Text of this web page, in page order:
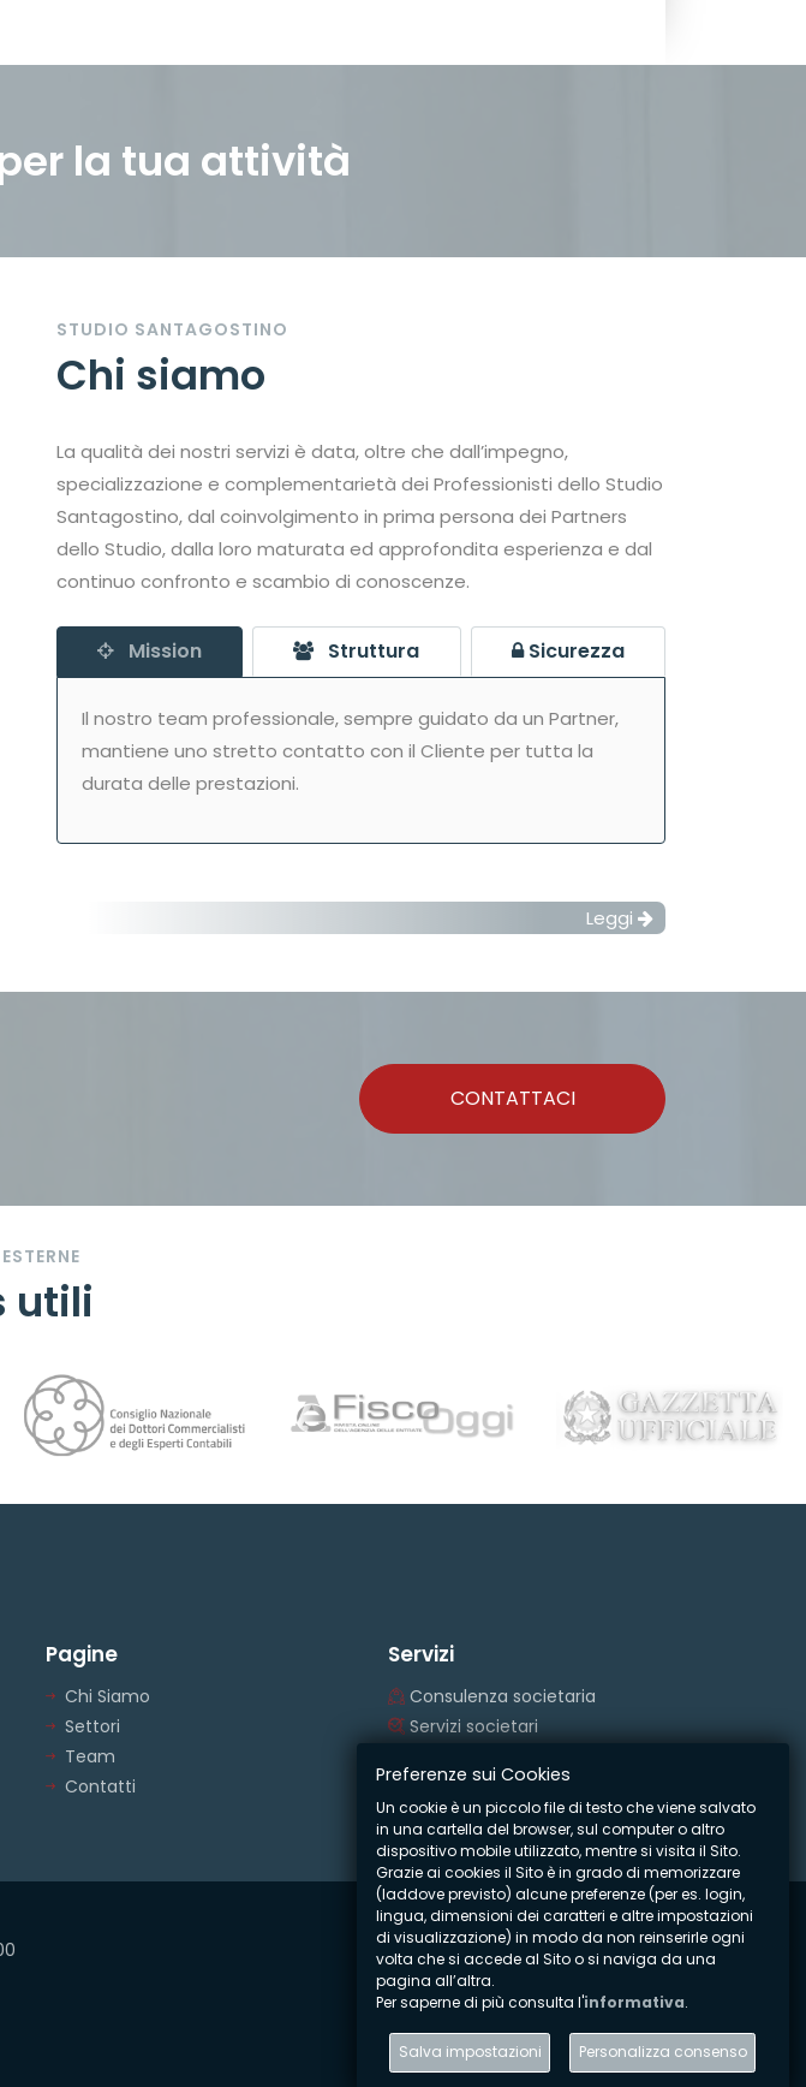
la tua attività
STUDIO SANTAGOSTINO
Chi siamo
La qualità dei nostri servizi è data, oltre che dall’impegno,
specializzazione e complementarietà dei Professionisti dello Studio
Santagostino, dal coinvolgimento in prima persona dei Partners
dello Studio, dalla loro maturata ed approfondita esperienza e dal
continuo confronto e scambio di conoscenze.
Mission Struttura Sicurezza
Il nostro team professionale, sempre guidato da un Partner,
mantiene uno stretto contatto con il Cliente per tutta la
durata delle prestazioni.
Leggi
CONTATTACI
utili
Pagine
Chi Siamo
Settori
Team
Contatti
Servizi
Consulenza societaria
Servizi societari
Elaborazione Paghe
Controllo legale
Preferenze sui Cookies
Un cookie è un piccolo file di testo che viene salvato
in una cartella del browser, sul computer o altro
dispositivo mobile utilizzato, mentre si visita il Sito.
Grazie ai cookies il Sito è in grado di memorizzare
(laddove previsto) alcune preferenze (per es. login,
lingua, dimensioni dei caratteri e altre impostazioni
di visualizzazione) in modo da non reinserirle ogni
volta che si accede al Sito o si naviga da una
pagina all’altra.
Per saperne di più consulta l'informativa.
Salva impostazioni Personalizza consenso